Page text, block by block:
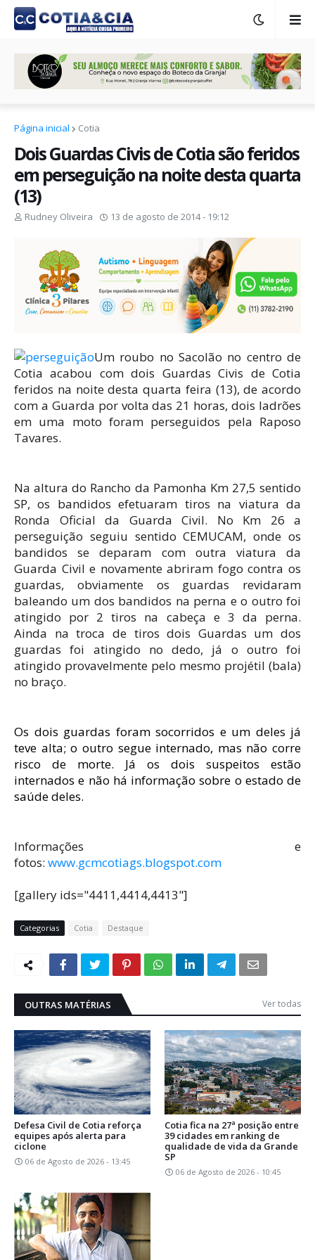
Página inicial Cotia
Dois Guardas Civis de Cotia são feridos
em perseguição na noite desta quarta
(13)
Rudney Oliveira 13 de agosto de 2014 - 19:12
Um roubo no Sacolão no centro de
Cotia acabou com dois Guardas Civis de Cotia
feridos na noite desta quarta feira (13), de acordo
com a Guarda por volta das 21 horas, dois ladrões
em uma moto foram perseguidos pela Raposo
Tavares.
Na altura do Rancho da Pamonha Km 27,5 sentido
SP, os bandidos efetuaram tiros na viatura da
Ronda Oficial da Guarda Civil. No Km 26 a
perseguição seguiu sentido CEMUCAM, onde os
bandidos se deparam com outra viatura da
Guarda Civil e novamente abriram fogo contra os
guardas, obviamente os guardas revidaram
baleando um dos bandidos na perna e o outro foi
atingido por 2 tiros na cabeça e 3 da perna.
Ainda na troca de tiros dois Guardas um dos
guardas foi atingido no dedo, já o outro foi
atingido provavelmente pelo mesmo projétil (bala)
no braço.
Os dois guardas foram socorridos e um deles já
teve alta; o outro segue internado, mas não corre
risco de morte. Já os dois suspeitos estão
internados e não há informação sobre o estado de
saúde deles.
Informações e
fotos: www.gcmcotiags.blogspot.com
[gallery ids="4411,4414,4413"]
Categorias Cotia Destaque
OUTRAS MATÉRIAS Ver todas
Defesa Civil de Cotia reforça
equipes após alerta para
ciclone
06 de Agosto de 2026 - 13:45
Cotia fica na 27ª posição entre
39 cidades em ranking de
qualidade de vida da Grande
SP
06 de Agosto de 2026 - 10:45